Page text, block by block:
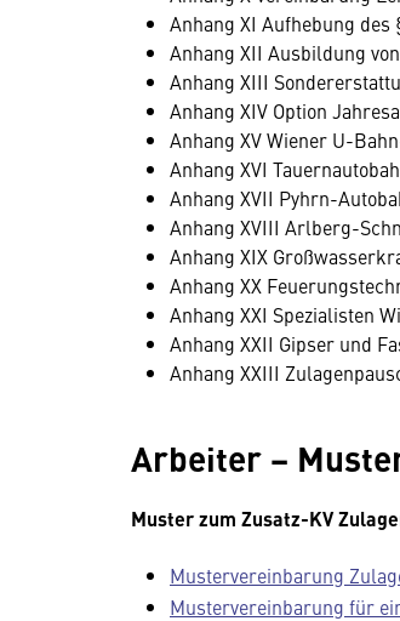
Anhang XI Aufhebung des
Anhang XII Ausbildung
Anhang XIII
Anhang XIV Option
Anhang XV Wiener U-
Anhang XVI
Anhang XVII Pyhrn-
Anhang XVIII Arlberg-
Anhang XIX
Anhang XX
Anhang XXI Spezialisten
Anhang XXII Gipser und
Anhang XXIII
Arbeiter −
Muster zum Zusatz-KV
Mustervereinbarung
Mustervereinbarung für